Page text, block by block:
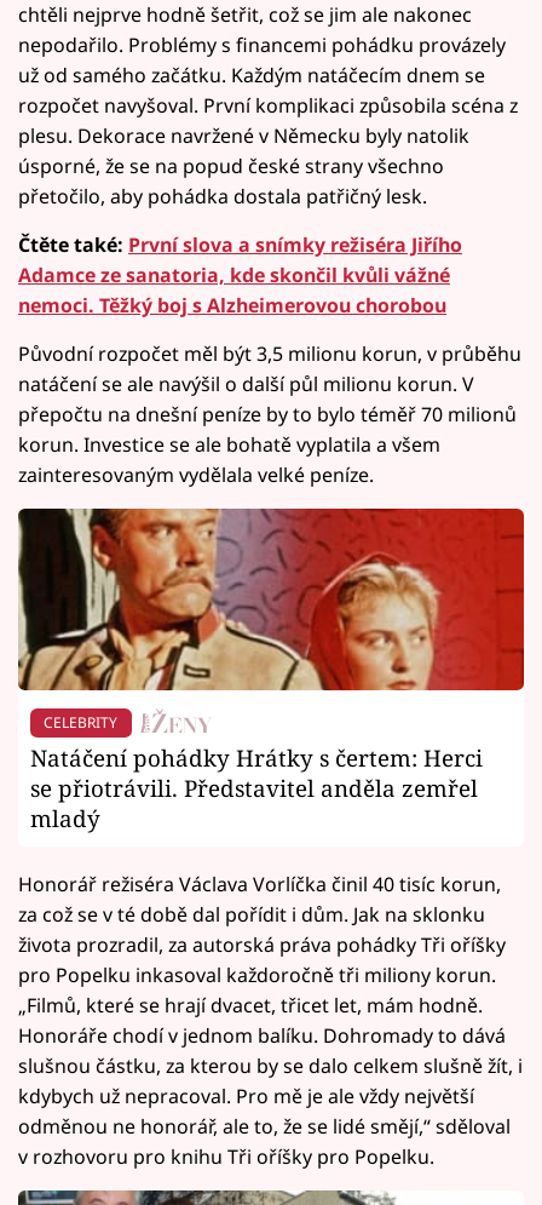
chtěli nejprve hodně šetřit, což se jim ale nakonec
nepodařilo. Problémy s financemi pohádku provázely
už od samého začátku. Každým natáčecím dnem se
rozpočet navyšoval. První komplikaci způsobila scéna z
plesu. Dekorace navržené v Německu byly natolik
úsporné, že se na popud české strany všechno
přetočilo, aby pohádka dostala patřičný lesk.
Čtěte také: První slova a snímky režiséra Jiřího
Adamce ze sanatoria, kde skončil kvůli vážné
nemoci. Těžký boj s Alzheimerovou chorobou
Původní rozpočet měl být 3,5 milionu korun, v průběhu
natáčení se ale navýšil o další půl milionu korun. V
přepočtu na dnešní peníze by to bylo téměř 70 milionů
korun. Investice se ale bohatě vyplatila a všem
zainteresovaným vydělala velké peníze.
CELEBRITY
Natáčení pohádky Hrátky s čertem: Herci
se přiotrávili. Představitel anděla zemřel
mladý
Honorář režiséra Václava Vorlíčka činil 40 tisíc korun,
za což se v té době dal pořídit i dům. Jak na sklonku
života prozradil, za autorská práva pohádky Tři oříšky
pro Popelku inkasoval každoročně tři miliony korun.
„Filmů, které se hrají dvacet, třicet let, mám hodně.
Honoráře chodí v jednom balíku. Dohromady to dává
slušnou částku, za kterou by se dalo celkem slušně žít, i
kdybych už nepracoval. Pro mě je ale vždy největší
odměnou ne honorář, ale to, že se lidé smějí,“ sděloval
v rozhovoru pro knihu Tři oříšky pro Popelku.